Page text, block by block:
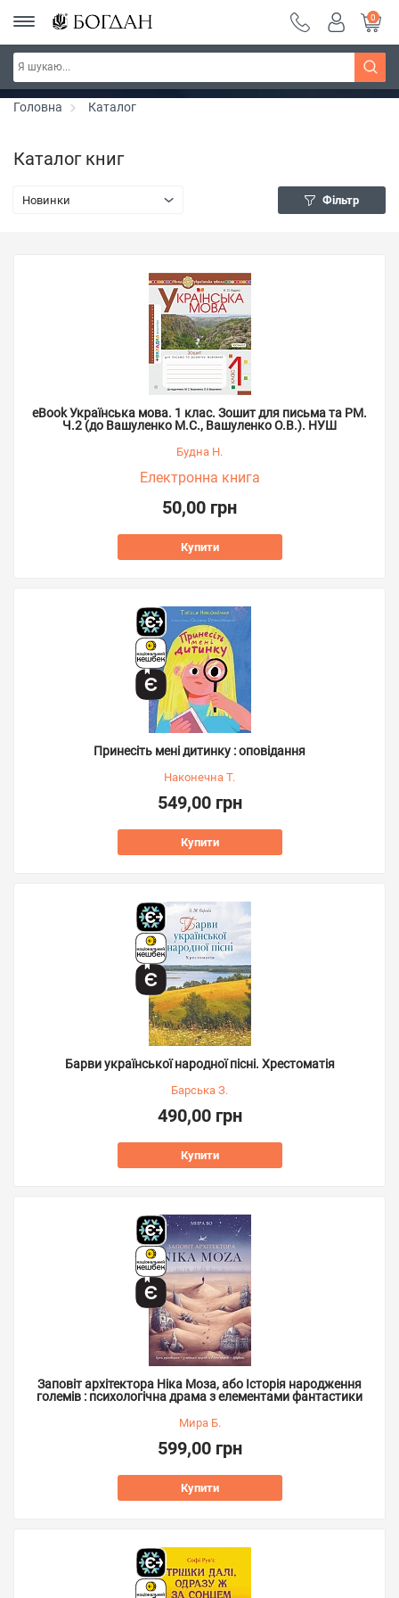
Серія "Чейзіана" ~ знижка 20%
0
Головна Каталог
Каталог книг
Новинки Фільтр
eBook Українська мова. 1 клас. Зошит для письма та РМ.
Ч.2 (до Вашуленко М.С., Вашуленко О.В.). НУШ
Будна Н.
Електронна книга
50,00 грн
Купити
Принесіть мені дитинку : оповідання
Наконечна Т.
549,00 грн
Купити
Барви української народної пісні. Хрестоматія
Барська З.
490,00 грн
Купити
Заповіт архітектора Ніка Моза, або Історія народження
големів : психологічна драма з елементами фантастики
Мира Б.
599,00 грн
Купити